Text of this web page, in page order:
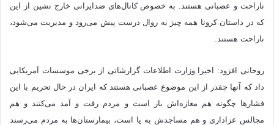
ناراحت و عصبانی هستند. به خصوص کانال‌های ضدایرانی خارج‌ نشین از این
که در داستان کرونا همه چیز به روال درست پیش می‌رود و مدیریت می‌شود،
ناراحت هستند.
روحانی افزود: اخیرا وزارت اطلاعات گزارشاتی از برخی موسسات ‌آمریکایی
داد که آنها چقدر از این موضوع عصبانی هستند که ایران در حال تحریم با این
فشارها چگونه هم مغازه‌اش باز است و مردم رفت و آمد می‌کنند و هم
مجالس عزاداری و هم مساجدش به پا است، بیمارستان‌ها به مردم می‌رسند